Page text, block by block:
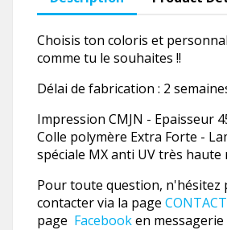
Choisis ton coloris et
comme tu le souhaites !!
Délai de fabrication : 2
Impression CMJN - Epaisseur
Colle polymère Extra Forte -
spéciale MX anti UV très haute
Pour toute question, n'hésitez
contacter via la page CONTACT
page Facebooken messagerie